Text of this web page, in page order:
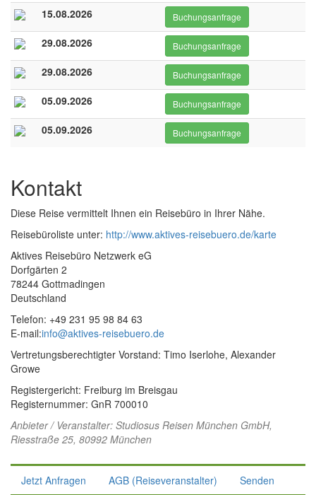
15.08.2026 Buchungsanfrage
29.08.2026 Buchungsanfrage
29.08.2026 Buchungsanfrage
05.09.2026 Buchungsanfrage
05.09.2026 Buchungsanfrage
Kontakt
Diese Reise vermittelt Ihnen ein Reisebüro in Ihrer Nähe.
Reisebüroliste unter: http://www.aktives-reisebuero.de/karte
Aktives Reisebüro Netzwerk eG
Dorfgärten 2
78244 Gottmadingen
Deutschland
Telefon: +49 231 95 98 84 63
E-mail:info@aktives-reisebuero.de
Vertretungsberechtigter Vorstand: Timo Iserlohe, Alexander
Growe
Registergericht: Freiburg im Breisgau
Registernummer: GnR 700010
Anbieter / Veranstalter: Studiosus Reisen München GmbH,
Riesstraße 25, 80992 München
Jetzt Anfragen AGB (Reiseveranstalter) Senden